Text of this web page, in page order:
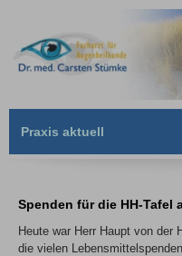
Praxis aktuell
Spenden für die HH-Tafel
Heute war Herr Haupt von der
die vielen